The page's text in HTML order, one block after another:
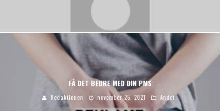
FÅ DET BEDRE MED DIN PMS
Redaktionen november 25, 2021 Andet